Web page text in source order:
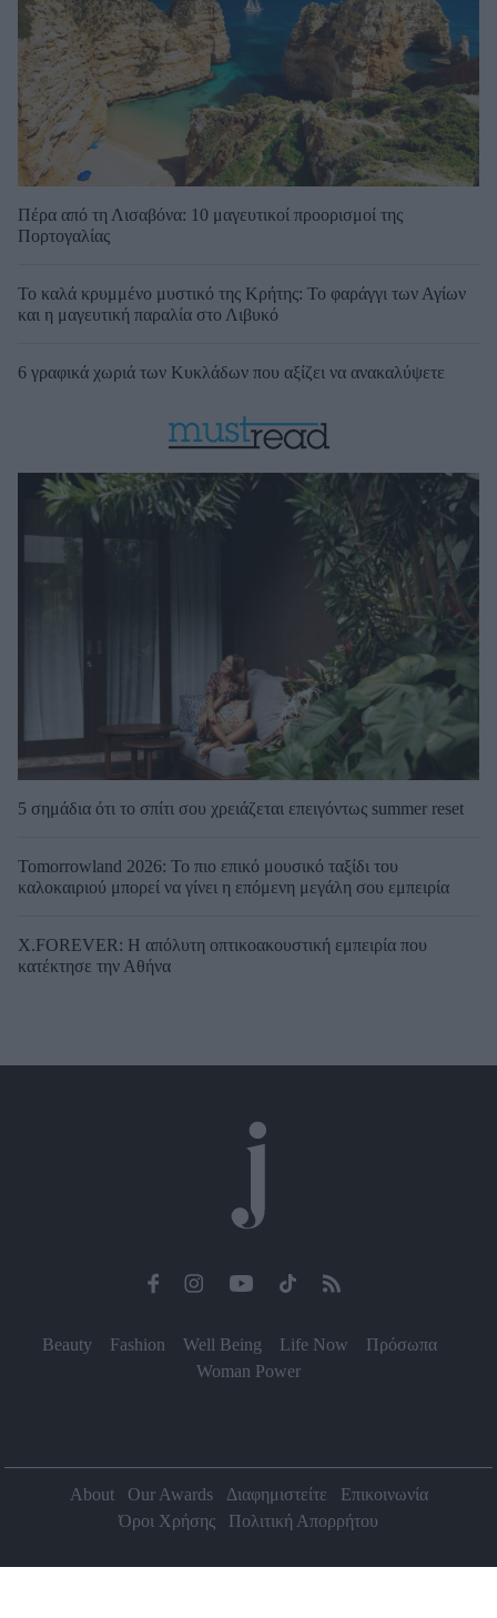
Πέρα από τη Λισαβόνα: 10 μαγευτικοί προορισμοί της
Πορτογαλίας
Το καλά κρυμμένο μυστικό της Κρήτης: Το φαράγγι των Αγίων
και η μαγευτική παραλία στο Λιβυκό
6 γραφικά χωριά των Κυκλάδων που αξίζει να ανακαλύψετε
5 σημάδια ότι το σπίτι σου χρειάζεται επειγόντως summer reset
Tomorrowland 2026: Το πιο επικό μουσικό ταξίδι του
καλοκαιριού μπορεί να γίνει η επόμενη μεγάλη σου εμπειρία
X.FOREVER: Η απόλυτη οπτικοακουστική εμπειρία που
κατέκτησε την Αθήνα
Beauty Fashion Well Being Life Now
Πρόσωπα
Woman Power
About Our Awards Διαφημιστείτε
Επικοινωνία
Όροι Χρήσης
Πολιτική Απορρήτου